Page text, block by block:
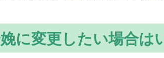
に変更したい場合は